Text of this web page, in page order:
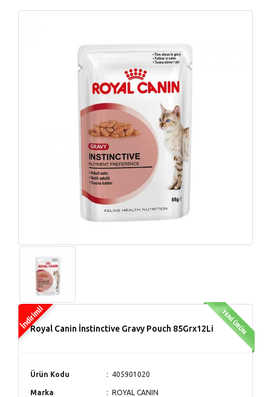
Royal Canin İnstinctive Gravy Pouch 85Grx12Li
Ürün Kodu 405901020
Marka ROYAL CANIN